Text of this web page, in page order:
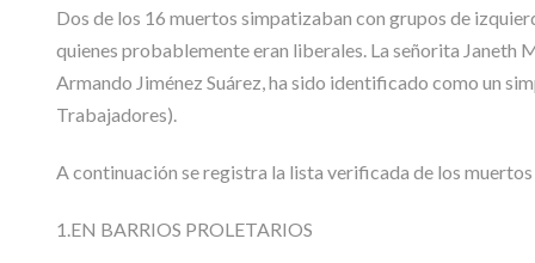
Dos de los 16 muertos simpatizaban con grupos de
quienes probablemente eran liberales. La señorita Janeth
Armando Jiménez Suárez, ha sido identificado como un
Trabajadores).
A continuación se registra la lista verificada de los
1.EN BARRIOS PROLETARIOS